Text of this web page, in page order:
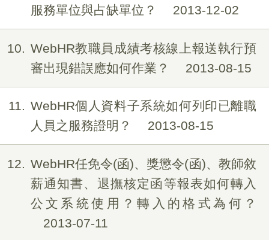
服務單位與占缺單位？
2013-12-02
10
WebHR教職員成績考核線上報送執行預
審出現錯誤應如何作業？
2013-08-15
11
WebHR個人資料子系統如何列印已離職
人員之服務證明？
2013-08-15
12
WebHR任免令(函)、獎懲令(函)、教師敘
薪通知書、退撫核定函等報表如何轉入
公文系統使用？轉入的格式為何？
2013-07-11